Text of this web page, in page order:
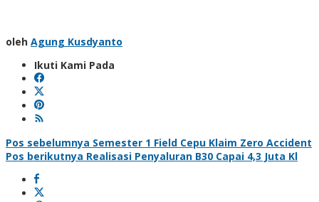
oleh Agung Kusdyanto
Ikuti Kami Pada
Navigasi
pos
Pos sebelumnya Semester 1 Field Cepu Klaim Zero Accident
Pos berikutnya Realisasi Penyaluran B30 Capai 4,3 Juta Kl